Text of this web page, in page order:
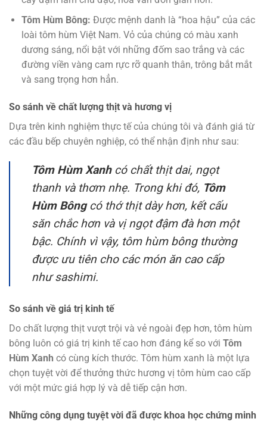
Tôm Hùm Bông: Được mệnh danh là “hoa hậu” của các
loài tôm hùm Việt Nam. Vỏ của chúng có màu xanh
dương sáng, nổi bật với những đốm sao trắng và các
đường viền vàng cam rực rỡ quanh thân, trông bắt mắt
và sang trọng hơn hẳn.
So sánh về chất lượng thịt và hương vị
Dựa trên kinh nghiệm thực tế của chúng tôi và đánh giá từ
các đầu bếp chuyên nghiệp, có thể nhận định như sau:
Tôm Hùm Xanhcó chất thịt dai, ngọt
thanh và thơm nhẹ. Trong khi đó, Tôm
Hùm Bôngcó thớ thịt dày hơn, kết cấu
săn chắc hơn và vị ngọt đậm đà hơn một
bậc. Chính vì vậy, tôm hùm bông thường
được ưu tiên cho các món ăn cao cấp
như sashimi.
So sánh về giá trị kinh tế
Do chất lượng thịt vượt trội và vẻ ngoài đẹp hơn, tôm hùm
bông luôn có giá trị kinh tế cao hơn đáng kể so với Tôm
Hùm Xanh có cùng kích thước. Tôm hùm xanh là một lựa
chọn tuyệt vời để thưởng thức hương vị tôm hùm cao cấp
với một mức giá hợp lý và dễ tiếp cận hơn.
Những công dụng tuyệt vời đã được khoa học chứng minh